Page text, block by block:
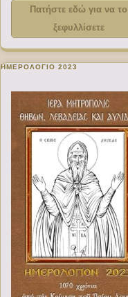
Πατήστε εδώ για να το
ξεφυλλίσετε
ΗΜΕΡΟΛΟΓΙΟ 2023